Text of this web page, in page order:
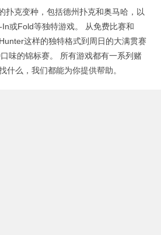
扑克变种，包括德州扑克和奥马哈，以
或Fold等独特游戏。 从免费比赛和
这样的独特格式到周日的大满贯赛
味的锦标赛。 所有游戏都有一系列赌
什么，我们都能为你提供帮助。